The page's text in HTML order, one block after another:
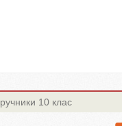
10 клас